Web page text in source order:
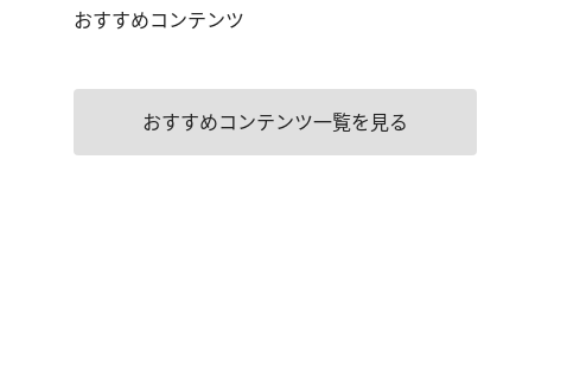
おすすめコンテンツ
おすすめコンテンツ一覧を見る